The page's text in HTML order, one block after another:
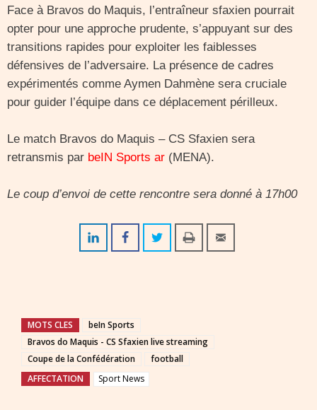
Face à Bravos do Maquis, l’entraîneur sfaxien pourrait
opter pour une approche prudente, s’appuyant sur des
transitions rapides pour exploiter les faiblesses
défensives de l’adversaire. La présence de cadres
expérimentés comme Aymen Dahmène sera cruciale
pour guider l’équipe dans ce déplacement périlleux.
Le match Bravos do Maquis – CS Sfaxien sera
retransmis par beIN Sports ar (MENA).
Le coup d’envoi de cette rencontre sera donné à 17h00
MOTS CLES
beIn Sports
Bravos do Maquis - CS Sfaxien live streaming
Coupe de la Confédération
football
AFFECTATION
Sport News